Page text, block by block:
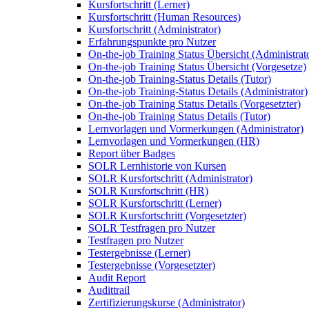
Kursfortschritt (Lerner)
Kursfortschritt (Human Resources)
Kursfortschritt (Administrator)
Erfahrungspunkte pro Nutzer
On-the-job Training Status Übersicht
On-the-job Training Status Übersicht (Vorgesetze)
On-the-job Training-Status Details (Tutor)
On-the-job Training-Status Details (Administrator)
On-the-job Training Status Details (Vorgesetzter)
On-the-job Training Status Details (Tutor)
Lernvorlagen und Vormerkungen (Administrator)
Lernvorlagen und Vormerkungen (HR)
Report über Badges
SOLR Lernhistorie von Kursen
SOLR Kursfortschritt (Administrator)
SOLR Kursfortschritt (HR)
SOLR Kursfortschritt (Lerner)
SOLR Kursfortschritt (Vorgesetzter)
SOLR Testfragen pro Nutzer
Testfragen pro Nutzer
Testergebnisse (Lerner)
Testergebnisse (Vorgesetzter)
Audit Report
Audittrail
Zertifizierungskurse (Administrator)